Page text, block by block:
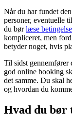
Når du har fundet
personer, eventuelle
du børlæse
kompliceret, men
betyder noget, hvis
Til sidst gennemfører
god online booking
det samme. Du skal
og hvordan du
Hvad du bør